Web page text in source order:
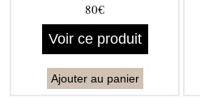
80€
Voir ce produit
Ajouter au panier